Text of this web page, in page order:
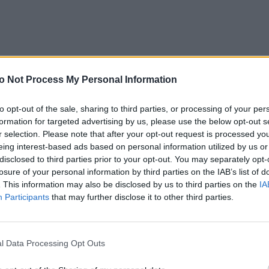
Not Process My Personal Information
opt-out of the sale, sharing to third parties, or processing of your
for targeted advertising by us, please use the below opt-out
selection. Please note that after your opt-out request is processed
interest-based ads based on personal information utilized by us
to third parties prior to your opt-out. You may separately
of your personal information by third parties on the IAB’s list of
This information may also be disclosed by us to third parties on the
Participants that may further disclose it to other third parties.
Data Processing Opt Outs
укрепляться, и окружающие всё чаще могут
удастся решать успешнее, если ты
обдуманно реагировать на происходящее.
за проблемы других людей и не
не входят в твою компетенцию. Возможна
будет важно действовать
лучше избегать дальних поездок,
поможет восстановить силы.